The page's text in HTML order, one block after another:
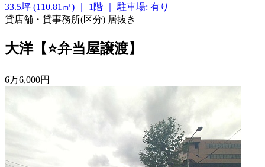
33.5坪 (110.81㎡)
1階
駐車場: 有り
貸店舗・貸事務所(区分) 居抜き
大洋【⭐弁当屋譲渡】
6万6,000円